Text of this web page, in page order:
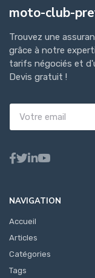
moto-club-
Trouvez une
grâce à notre
tarifs négociés et
Devis gratuit !
NAVIGATION
Accueil
Articles
Catégories
Tags